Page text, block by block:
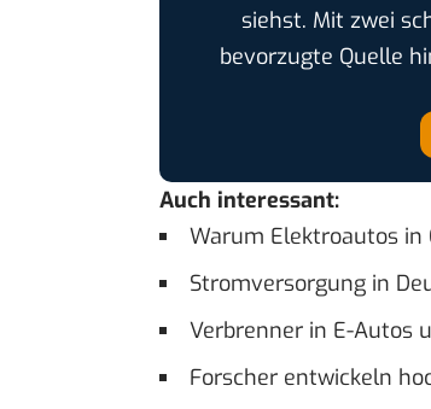
siehst. Mit zwei
bevorzugte Quelle
Auch interessant:
Warum Elektroautos in
Stromversorgung in
Verbrenner in E-Autos
Forscher entwickeln